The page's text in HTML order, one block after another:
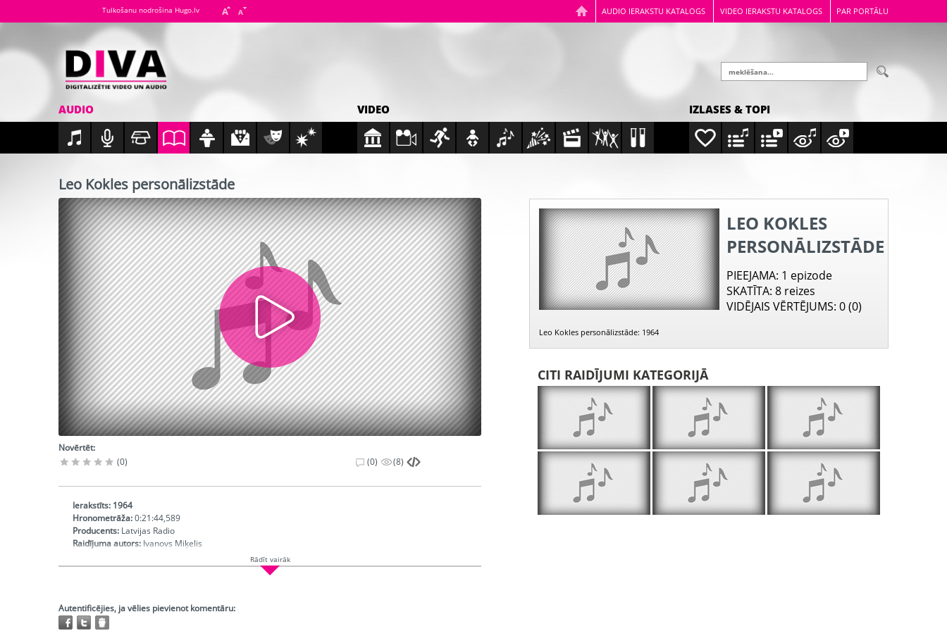
AUDIO IERAKSTU KATALOGS VIDEO IERAKSTU KATALOGS PAR PORTĀLU
Tulkošanu nodrošina Hugo.lv
AUDIO VIDEO IZLASES & TOPI
Leo Kokles personālizstāde
Novērtēt:
(0)
(0) (8)
Ierakstīts: 1964
Hronometrāža:0:21:44,589
Producents: Latvijas Radio
Raidījuma autors: Ivanovs Miķelis
Kokle Leo (gleznotājs), Krauklis Olģerts (arhitekts), Baumane Aija (baleta māksliniece), Pauls
Raimonds (komponists), Tāls Mihails (šahists), Līdaks Harijs (kapteinis)
Apakškategorija:Kultūrizglītojošā raidījuma ieraksts
Ieraksta vieta:
Rādīt vairāk
Autentificējies, ja vēlies pievienot komentāru:
LEO KOKLES
PERSONĀLIZSTĀDE
PIEEJAMA: 1 epizode
SKATĪTA: 8 reizes
VIDĒJAIS VĒRTĒJUMS: 0 (0)
Leo Kokles personālizstāde: 1964
CITI RAIDĪJUMI KATEGORIJĀ